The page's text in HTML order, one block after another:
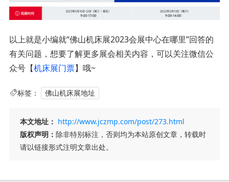
以上就是小编就“佛山机床展2023会展中心在哪里”回答的
有关问题，想要了解更多展会相关内容，可以关注微信公
众号【机床展门票】哦~
标签： 佛山机床展地址
本文地址： http://www.jczmp.com/post/273.html
版权声明： 除非特别标注，否则均为本站原创文章，转载时
请以链接形式注明文章出处。